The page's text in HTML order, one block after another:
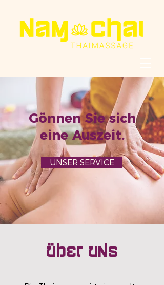
Gönnen Sie sich
eine Auszeit.
UNSER SERVICE
ÜbeR uns